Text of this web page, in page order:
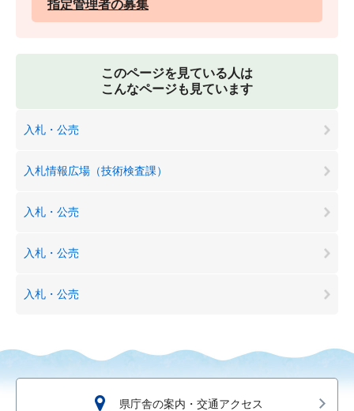
指定管理者の募集
このページを見ている人は
こんなページも見ています
入札・公売
入札情報広場（技術検査課）
入札・公売
入札・公売
入札・公売
県庁舎の案内・交通アクセス